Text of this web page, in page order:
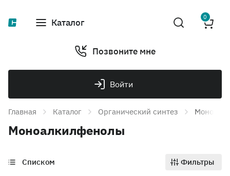
Каталог 0
Позвоните мне
Войти
Главная Каталог Органический синтез
Моноалкилфенолы
Списком Фильтры